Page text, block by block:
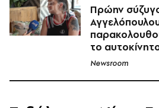
Πρώην
το
Newsroom